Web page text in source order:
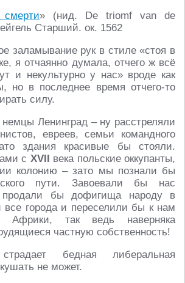
» (нид. De triomf van de
Старший. ок. 1562
заламывание рук в стиле «стоя в
я отчаянно думала, отчего ж всё
и некультурно у нас» вроде как
в последнее время отчего-то
силу.
Ленинград – ну расстреляли
евреев, семьи командного
здания красивые бы стояли.
с XVII века польские оккупанты,
колонию – зато мы познали бы
пути. Завоевали бы нас
бы дофигища народу в
все города и переселили бы к нам
Африки, так ведь наверняка
частную собственность!
бедная либеральная
не может.